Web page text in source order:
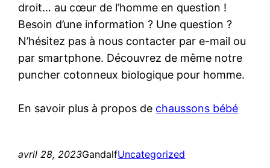
droit… au cœur de l’homme en question !
Besoin d’une information ? Une question ?
N’hésitez pas à nous contacter par e-mail ou
par smartphone. Découvrez de même notre
puncher cotonneux biologique pour homme.
En savoir plus à propos de chaussons bébé
avril 28, 2023GandalfUncategorized